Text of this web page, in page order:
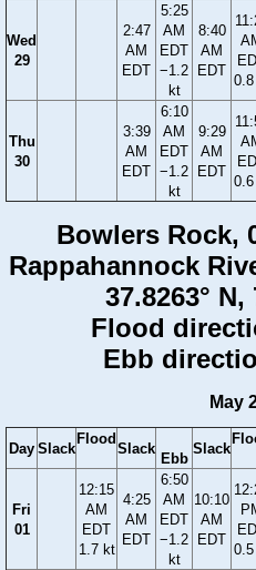
Wed
29
2:47
AM
EDT
5:25
AM
EDT
−1.2
kt
8:40
AM
EDT
Thu
30
3:39
AM
EDT
6:10
AM
EDT
−1.2
kt
9:29
AM
EDT
Bowlers Rock,
Rappahannock
37.8263° N,
Flood
Ebb
May
Day Slack
Flood
Slack
Ebb
Slack
Fri
01
12:15
AM
EDT
1.7 kt
4:25
AM
EDT
6:50
AM
EDT
−1.2
kt
10:10
AM
EDT